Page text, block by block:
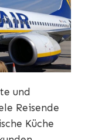
und
Reisende
Küche